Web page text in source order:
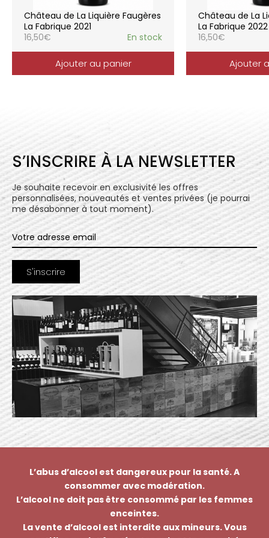
elle reflète parfaitement la pureté de
l’expression du terroir.
Château de La Liquière Faugères
La Fabrique 2021
16,50€ En stock
Ajouter au panier
Château de La
La Fabrique 2022
16,50€
Ajouter
S’INSCRIRE À LA NEWSLETTER
Je souhaite recevoir en exclusivité les offres
personnalisées, nouveautés et ventes privées (je pourrai
me désabonner à tout moment).
L’abus d’alcool est dangereux pour la santé. A
consommer avec modération.
L’alcool ne doit pas être consommé par les femmes
enceintes.
La vente d’alcool est interdite aux mineurs. Vous